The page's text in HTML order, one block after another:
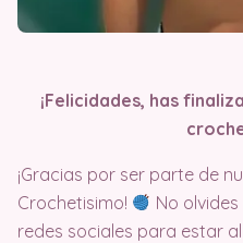
¡Felicidades, has
¡Gracias por ser parte de
Crochetisimo!
No
redes sociales para estar